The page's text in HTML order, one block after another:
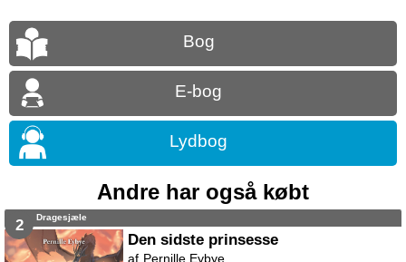
Bog
E-bog
Lydbog
Andre har også købt
2 Dragesjæle
Den sidste prinsesse
Pernille Eybye